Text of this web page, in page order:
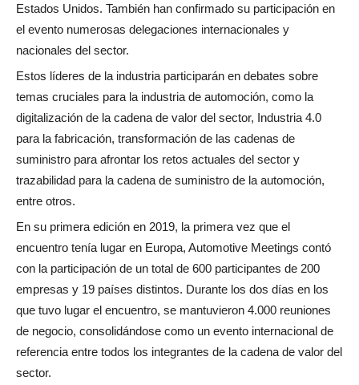
Estados Unidos. También han confirmado su participación en
el evento numerosas delegaciones internacionales y
nacionales del sector.
Estos líderes de la industria participarán en debates sobre
temas cruciales para la industria de automoción, como la
digitalización de la cadena de valor del sector, Industria 4.0
para la fabricación, transformación de las cadenas de
suministro para afrontar los retos actuales del sector y
trazabilidad para la cadena de suministro de la automoción,
entre otros.
En su primera edición en 2019, la primera vez que el
encuentro tenía lugar en Europa, Automotive Meetings contó
con la participación de un total de 600 participantes de 200
empresas y 19 países distintos. Durante los dos días en los
que tuvo lugar el encuentro, se mantuvieron 4.000 reuniones
de negocio, consolidándose como un evento internacional de
referencia entre todos los integrantes de la cadena de valor del
sector.